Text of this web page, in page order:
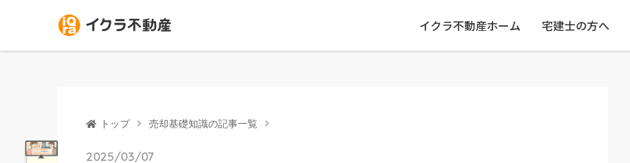
イクラ不動産ホーム 宅建士の方へ
トップ 売却基礎知識の記事一覧
2025/03/07